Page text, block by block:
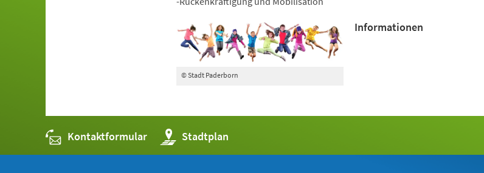
© Stadt Paderborn
Informationen
Kontaktformular Stadtplan
(Öffnet
in
einem